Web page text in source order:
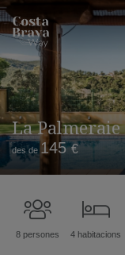
La
des de 145€
8 persones 4 habitacions